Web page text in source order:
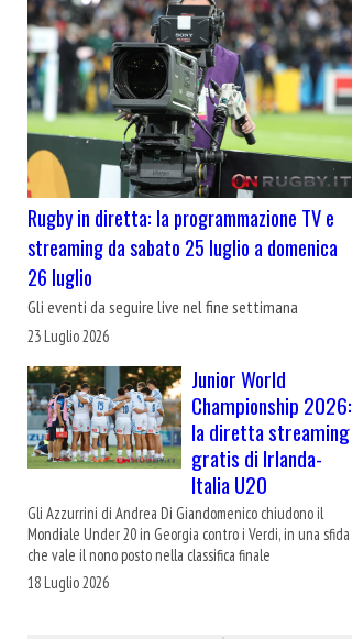
Rugby in diretta: la programmazione TV e
streaming da sabato 25 luglio a domenica
26 luglio
Gli eventi da seguire live nel fine settimana
23 Luglio 2026
Junior World
Championship 2026:
la diretta streaming
gratis di Irlanda-
Italia U20
Gli Azzurrini di Andrea Di Giandomenico chiudono il
Mondiale Under 20 in Georgia contro i Verdi, in una sfida
che vale il nono posto nella classifica finale
18 Luglio 2026